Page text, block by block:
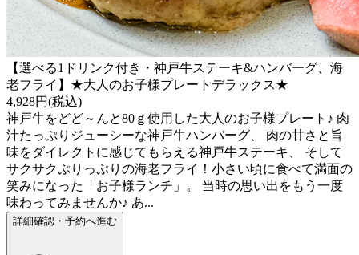
【選べる1ドリンク付き・神戸牛ステーキ&ハンバーグ、海
老フライ】★大人のお子様プレートデラックス★
4,928円(税込)
神戸牛をどど～んと80ｇ使用した大人のお子様プレート♪ 肉
汁たっぷりジューシーな神戸牛ハンバーグ、 肉の甘さと旨
味をダイレクトに感じてもらえる神戸牛ステーキ、 そして
サクサクぷりっぷりの海老フライ！小さい頃に食べて満面の
笑みになった「お子様ランチ」。 当時の思い出をもう一度
味わってみませんか♪ あ...
詳細確認・予約へ進む